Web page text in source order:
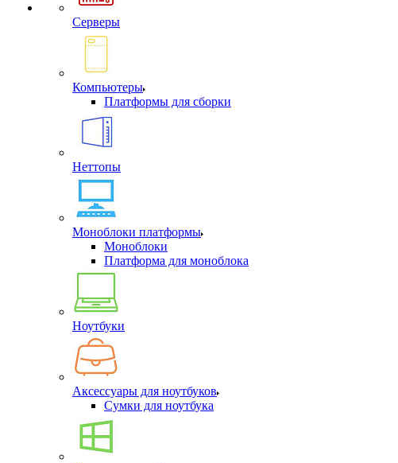
Серверы
Компьютеры
Платформы для сборки
Неттопы
Моноблоки платформы
Моноблоки
Платформа для моноблока
Ноутбуки
Аксессуары для ноутбуков
Сумки для ноутбука